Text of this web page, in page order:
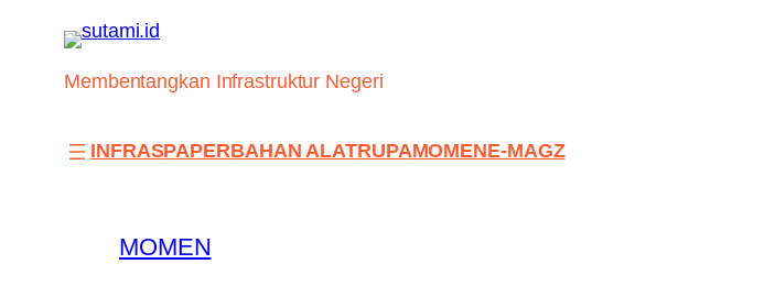
contentMembentangkan Infrastruktur Negeri
INFRASPAPERBAHAN ALATRUPAMOMENE-MAGZ
MOMEN